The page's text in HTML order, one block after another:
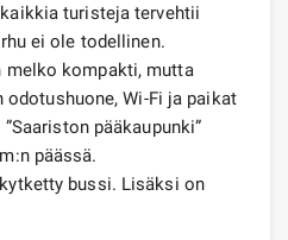
turisteja tervehtii
ei ole todellinen.
melko kompakti, mutta
Wi-Fi ja paikat
pääkaupunki”
päässä.
bussi. Lisäksi on